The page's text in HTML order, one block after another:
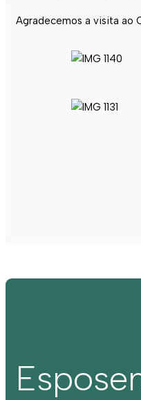
Agradecemos a visita ao